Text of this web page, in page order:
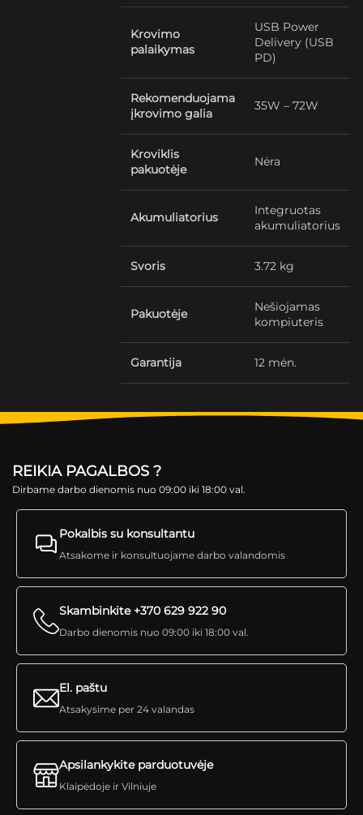
Krovimo
palaikymas
USB Power
Delivery (USB
PD)
Rekomenduojama
įkrovimo galia
35W – 72W
Kroviklis
pakuotėje
Nėra
Akumuliatorius
Integruotas
akumuliatorius
Svoris 3.72 kg
Pakuotėje
Nešiojamas
kompiuteris
Garantija 12 mėn.
REIKIA PAGALBOS ?
Dirbame darbo dienomis nuo 09:00 iki 18:00 val.
Pokalbis su konsultantu
Atsakome ir konsultuojame darbo valandomis
Skambinkite +370 629 922 90
Darbo dienomis nuo 09:00 iki 18:00 val.
El. paštu
Atsakysime per 24 valandas
Apsilankykite parduotuvėje
Klaipėdoje ir Vilniuje